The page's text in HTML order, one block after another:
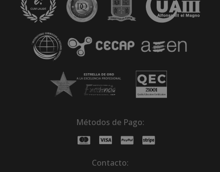
Métodos de Pago:
Contacto: